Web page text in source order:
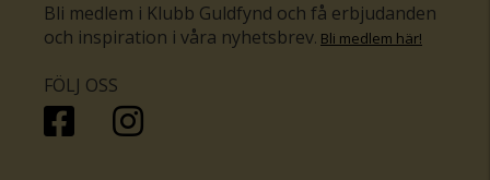
Bli medlem i Klubb Guldfynd och få erbjudanden
och inspiration i våra nyhetsbrev. Bli medlem här!
FÖLJ OSS